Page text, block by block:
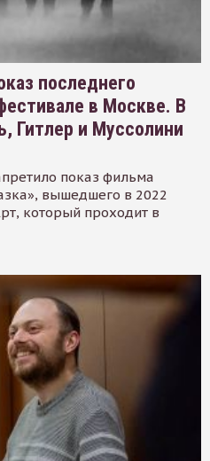
последнего
в Москве. В
Гитлер и Муссолини
показ фильма
вышедшего в 2022
который проходит в